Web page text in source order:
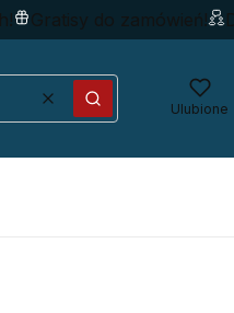
Gratisy do zamówień!
WyczyśćSzukaj Ulubione